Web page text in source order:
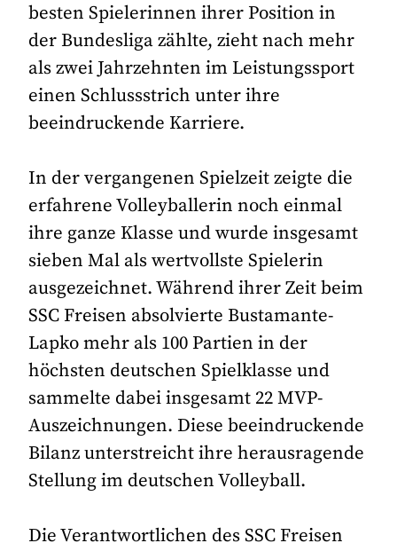
besten Spielerinnen ihrer Position in
der Bundesliga zählte, zieht nach mehr
als zwei Jahrzehnten im Leistungssport
einen Schlussstrich unter ihre
beeindruckende Karriere.
In der vergangenen Spielzeit zeigte die
erfahrene Volleyballerin noch einmal
ihre ganze Klasse und wurde insgesamt
sieben Mal als wertvollste Spielerin
ausgezeichnet. Während ihrer Zeit beim
SSC Freisen absolvierte Bustamante-
Lapko mehr als 100 Partien in der
höchsten deutschen Spielklasse und
sammelte dabei insgesamt 22 MVP-
Auszeichnungen. Diese beeindruckende
Bilanz unterstreicht ihre herausragende
Stellung im deutschen Volleyball.
Die Verantwortlichen des SSC Freisen